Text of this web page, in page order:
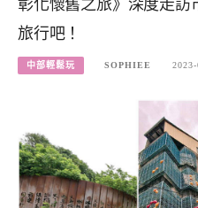
彰化懷舊之旅》深度走訪
旅行吧！
中部輕鬆玩 SOPHIEE